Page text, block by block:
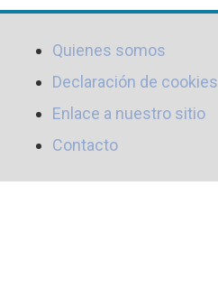
Quienes somos
Declaración de cookies
Enlace a nuestro sitio
Contacto